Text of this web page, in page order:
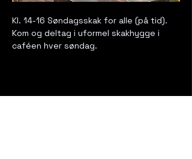
Kl. 14-16 Søndagsskak for alle (på tid).
Kom og deltag i uformel skakhygge i
caféen hver søndag.